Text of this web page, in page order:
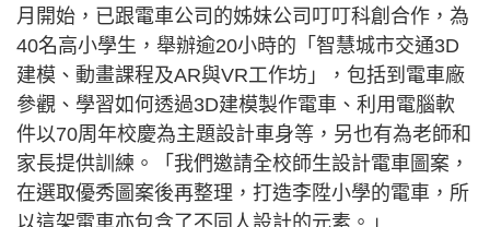
月開始，已跟電車公司的姊妹公司叮叮科創合作，為
40名高小學生，舉辦逾20小時的「智慧城市交通3D
建模、動畫課程及AR與VR工作坊」，包括到電車廠
參觀、學習如何透過3D建模製作電車、利用電腦軟
件以70周年校慶為主題設計車身等，另也有為老師和
家長提供訓練。「我們邀請全校師生設計電車圖案，
在選取優秀圖案後再整理，打造李陞小學的電車，所